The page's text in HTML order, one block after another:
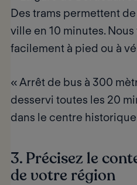
Des trams permettent
ville en 10 minutes.
facilement à pied ou à
« Arrêt de bus à 300
desservi toutes les 20
dans le centre
3. Précisez le
de votre région